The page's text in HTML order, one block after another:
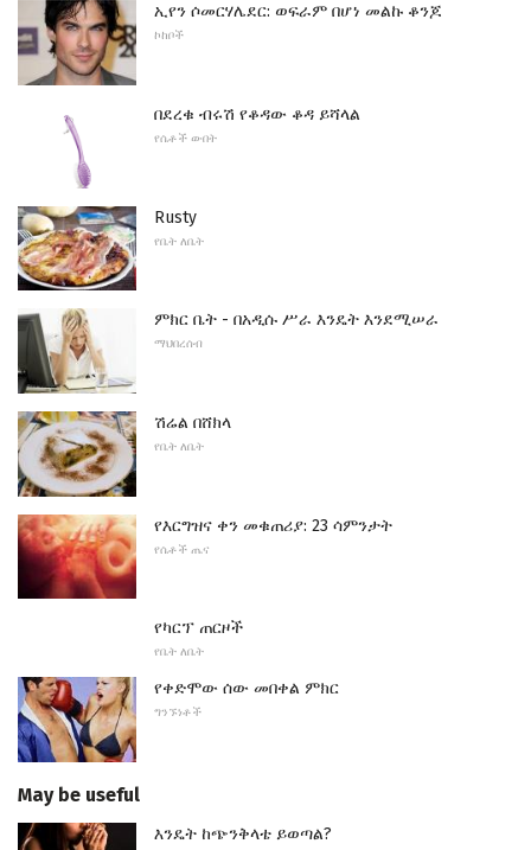
ኢየን ሶመርሃሌደር: ወፍራም በሆነ መልኩ ቆንጆ
ኮከቦች
በደረቁ ብሩሽ የቆዳው ቆዳ ይሻላል
የሴቶች ውበት
Rusty
የቤት ለቤት
ምክር ቤት - በአዲሱ ሥራ እንዴት እንደሚሠራ
ማህበረሰብ
ሽሬል በሸክላ
የቤት ለቤት
የእርግዝና ቀን መቁጠሪያ: 23 ሳምንታት
የሴቶች ጤና
የካርፕ ጠርዞች
የቤት ለቤት
የቀድሞው ሰው መበቀል ምክር
ግንኙነቶች
May be useful
እንዴት ከጭንቅላቴ ይወጣል?